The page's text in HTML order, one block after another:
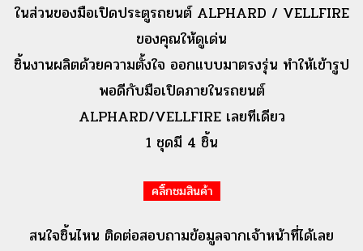
ในส่วนของมือเปิดประตูรถยนต์ ALPHARD / VELLFIRE
ของคุณให้ดูเด่น
ชิ้นงานผลิตด้วยความตั้งใจ ออกแบบมาตรงรุ่น ทำให้เข้ารูป
พอดีกับมือเปิดภายในรถยนต์
ALPHARD/VELLFIRE เลยทีเดียว
1 ชุดมี 4 ชิ้น
คลิ๊กชมสินค้า
สนใจชิ้นไหน ติดต่อสอบถามข้อมูลจากเจ้าหน้าที่ได้เลย